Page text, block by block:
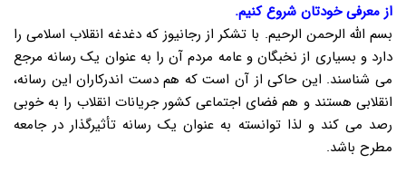
از معرفی خودتان شروع کنیم.
بسم الله الرحمن الرحیم. با تشکر از رجانیوز که دغدغه انقلاب اسلامی را
دارد و بسیاری از نخبگان و عامه مردم آن را به عنوان یک رسانه مرجع
می شناسند. این حاکی از آن است که هم دست اندرکاران این رسانه،
انقلابی هستند و هم فضای اجتماعی کشور جریانات انقلاب را به خوبی
رصد می کند و لذا توانسته به عنوان یک رسانه تأثیرگذار در جامعه
مطرح باشد.